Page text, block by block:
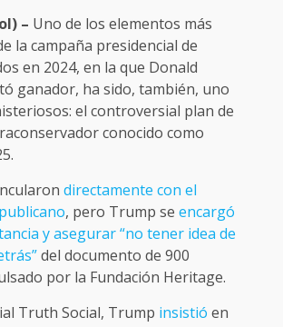
– Uno de los elementos más
la campaña presidencial de
en 2024, en la que Donald
ganador, ha sido, también, uno
el controversial plan de
conocido como
directamente con el
, pero Trump se encargó
y asegurar “no tener idea de
del documento de 900
por la Fundación Heritage.
Truth Social, Trump insistió en